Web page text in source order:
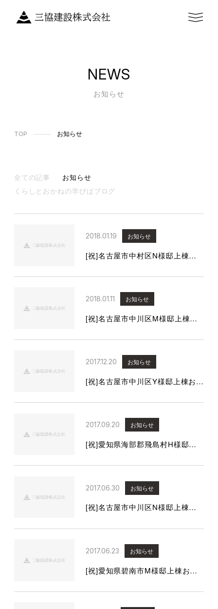
NEWS
お知らせ
TOP お知らせ
全ての記事
お知らせ
くらしとおかねの学びばブログ
2018.01.19 お知らせ
[祝]名古屋市中村区N様邸上棟おめでとうございます。
2018.01.11 お知らせ
[祝]名古屋市中川区M様邸上棟おめでとうございます。
2017.12.20 お知らせ
[祝]名古屋市中川区Y様邸上棟おめでとうございます。
2017.09.20 お知らせ
[祝]愛知県海部郡飛島村H様邸上棟おめでとうございます。
2017.06.30 お知らせ
[祝]名古屋市中川区N様邸上棟おめでとうございます
2017.06.23 お知らせ
[祝]愛知県碧南市M様邸上棟おめでとうございます。